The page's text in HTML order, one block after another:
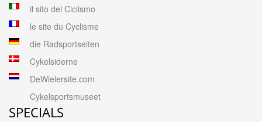
il sito del Ciclismo
le site du Cyclisme
die Radsportseiten
Cykelsiderne
DeWielersite.com
Cykelsportsmuseet
SPECIALS